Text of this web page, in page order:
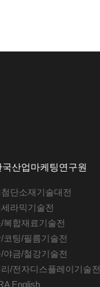
국산업마케팅연구원
단소재기술대전
라믹기술전
복합재료기술전
코팅/필름기술전
야금/철강기술전
/전자디스플레이기술전
English